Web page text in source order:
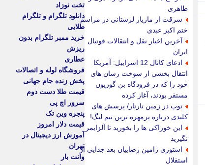
طاهری
سرقت از مازیار لرستانی در مراسم
ختم اکبر عبدی
آخرین اخبار نقل و انتقالات فوتبال
ایران
ادعای کانال 12 اسراییل: آمریکا
انتقال بخشی از سوخت رسان های
خود را که در فرودگاه بن گوریون
مستقر بودند، آغاز کرده
توپ در زمین تارتار/ پرسش های
کلیدی درباره پرمهره ترین تیم لیگ!
این خوراکی ها را بخورید تا آلزایمر
نگیرید
استوری رامین رضاییان بعد جدایی از
استقلال
تخت نوزاد
دانلود تلگرام و تلگرام
طلایی
خرید ممبر تلگرام بدون
ریزش
عطاری
فروشگاه لوله و اتصالات
پخش زنده جام جهانی
قیمت طلا دست دوم
سرور اچ پی
پنجره وین تک
قیمت دلار امروز
آموزش ارز دیجیتال در
تهران
وانت بار